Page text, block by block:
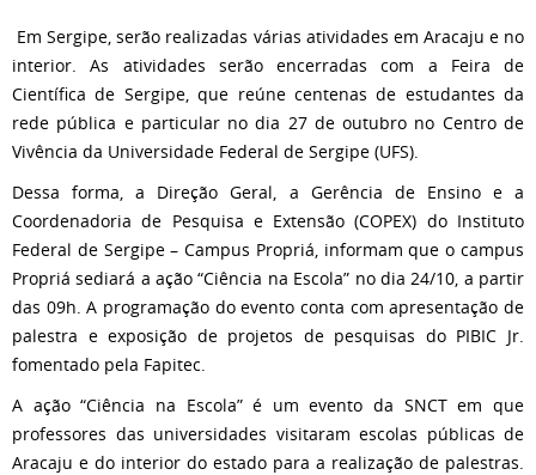
Em Sergipe, serão realizadas várias atividades em Aracaju e no
interior. As atividades serão encerradas com a Feira de
Científica de Sergipe, que reúne centenas de estudantes da
rede pública e particular no dia 27 de outubro no Centro de
Vivência da Universidade Federal de Sergipe (UFS).
Dessa forma, a Direção Geral, a Gerência de Ensino e a
Coordenadoria de Pesquisa e Extensão (COPEX) do Instituto
Federal de Sergipe – Campus Propriá, informam que o campus
Propriá sediará a ação “Ciência na Escola” no dia 24/10, a partir
das 09h. A programação do evento conta com apresentação de
palestra e exposição de projetos de pesquisas do PIBIC Jr.
fomentado pela Fapitec.
A ação “Ciência na Escola” é um evento da SNCT em que
professores das universidades visitaram escolas públicas de
Aracaju e do interior do estado para a realização de palestras.